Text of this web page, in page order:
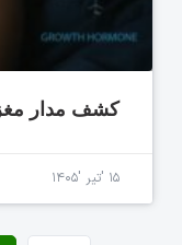
کشف مدار
۱۵ 'تیر '۱۴۰۵